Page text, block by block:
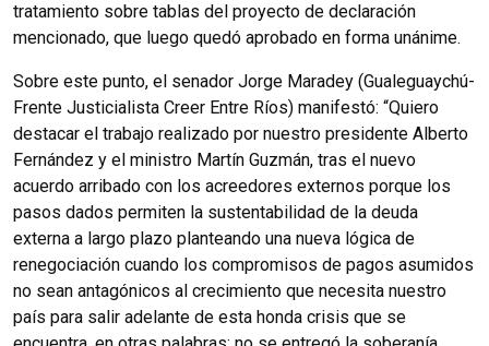
tratamiento sobre tablas del proyecto de declaración
mencionado, que luego quedó aprobado en forma unánime.
Sobre este punto, el senador Jorge Maradey (Gualeguaychú-
Frente Justicialista Creer Entre Ríos) manifestó: “Quiero
destacar el trabajo realizado por nuestro presidente Alberto
Fernández y el ministro Martín Guzmán, tras el nuevo
acuerdo arribado con los acreedores externos porque los
pasos dados permiten la sustentabilidad de la deuda
externa a largo plazo planteando una nueva lógica de
renegociación cuando los compromisos de pagos asumidos
no sean antagónicos al crecimiento que necesita nuestro
país para salir adelante de esta honda crisis que se